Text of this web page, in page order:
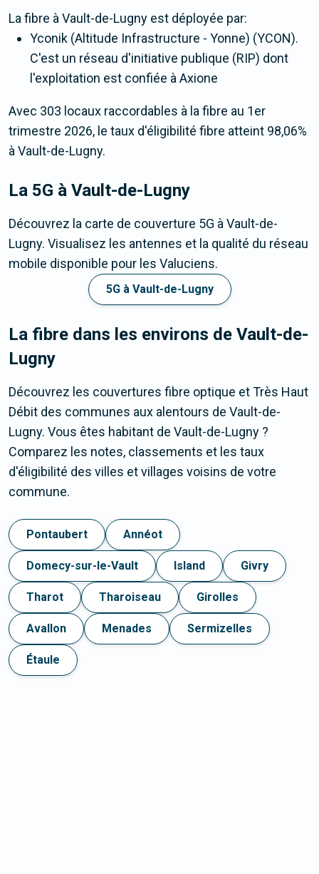
La fibre à Vault-de-Lugny est déployée par:
Yconik (Altitude Infrastructure - Yonne) (YCON).
C'est un réseau d'initiative publique (RIP) dont
l'exploitation est confiée à Axione
Avec 303 locaux raccordables à la fibre au 1er
trimestre 2026, le taux d'éligibilité fibre atteint 98,06%
à Vault-de-Lugny.
La 5G à Vault-de-Lugny
Découvrez la carte de couverture 5G à Vault-de-
Lugny. Visualisez les antennes et la qualité du réseau
mobile disponible pour les Valuciens.
5G à Vault-de-Lugny
La fibre dans les environs de Vault-de-
Lugny
Découvrez les couvertures fibre optique et Très Haut
Débit des communes aux alentours de Vault-de-
Lugny. Vous êtes habitant de Vault-de-Lugny ?
Comparez les notes, classements et les taux
d'éligibilité des villes et villages voisins de votre
commune.
Pontaubert Annéot
Domecy-sur-le-Vault Island Givry
Tharot Tharoiseau Girolles
Avallon Menades Sermizelles
Étaule